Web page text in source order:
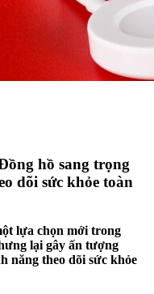
hồ sang trọng
dõi sức khỏe toàn
lựa chọn mới trong
lại gây ấn tượng
năng theo dõi sức khỏe